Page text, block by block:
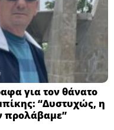
για τον θάνατο
“Δυστυχώς, η
προλάβαμε”